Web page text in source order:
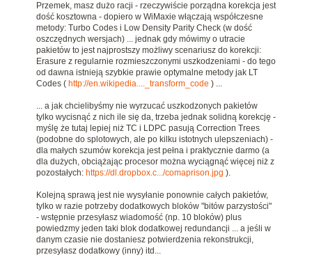
Przemek, masz dużo racji - rzeczywiście porządna korekcja jest
dość kosztowna - dopiero w WiMaxie włączają współczesne
metody: Turbo Codes i Low Density Parity Check (w dość
oszczędnych wersjach) ... jednak gdy mówimy o utracie
pakietów to jest najprostszy możliwy scenariusz do korekcji:
Erasure z regularnie rozmieszczonymi uszkodzeniami - do tego
od dawna istnieją szybkie prawie optymalne metody jak LT
Codes ( http://en.wikipedia...._transform_code ) ...
... a jak chcielibyśmy nie wyrzucać uszkodzonych pakietów
tylko wycisnąć z nich ile się da, trzeba jednak solidną korekcję -
myślę że tutaj lepiej niż TC i LDPC pasują Correction Trees
(podobne do splotowych, ale po kilku istotnych ulepszeniach) -
dla małych szumów korekcja jest pełna i praktycznie darmo (a
dla dużych, obciążając procesor można wyciągnąć więcej niż z
pozostałych: https://dl.dropbox.c.../comaprison.jpg ).
Kolejną sprawą jest nie wysyłanie ponownie całych pakietów,
tylko w razie potrzeby dodatkowych bloków "bitów parzystości"
- wstępnie przesyłasz wiadomość (np. 10 bloków) plus
powiedzmy jeden taki blok dodatkowej redundancji ... a jeśli w
danym czasie nie dostaniesz potwierdzenia rekonstrukcji,
przesyłasz dodatkowy (inny) itd...